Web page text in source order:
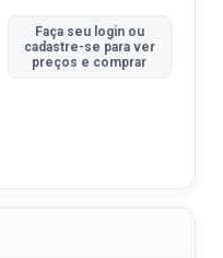
Faça seu login ou
cadastre-se para ver
preços e comprar